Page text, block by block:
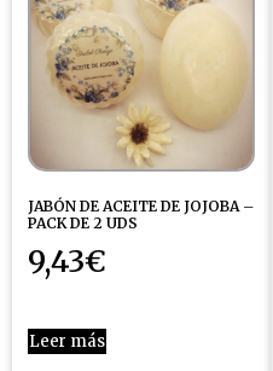
JABÓN DE ACEITE DE JOJOBA –
PACK DE 2 UDS
9,43€
Leer más